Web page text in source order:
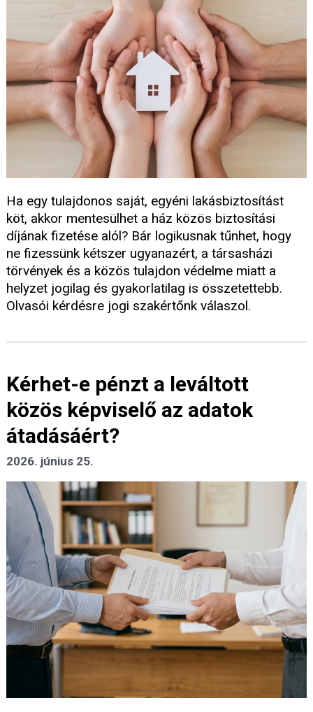
Ha egy tulajdonos saját, egyéni lakásbiztosítást
köt, akkor mentesülhet a ház közös biztosítási
díjának fizetése alól? Bár logikusnak tűnhet, hogy
ne fizessünk kétszer ugyanazért, a társasházi
törvények és a közös tulajdon védelme miatt a
helyzet jogilag és gyakorlatilag is összetettebb.
Olvasói kérdésre jogi szakértőnk válaszol.
Kérhet-e pénzt a leváltott
közös képviselő az adatok
átadásáért?
2026. június 25.